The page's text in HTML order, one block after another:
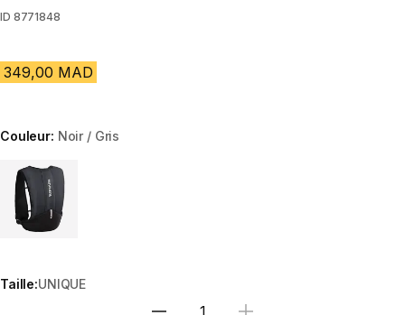
ID 8771848
349,00 MAD
Couleur: Noir / Gris
Choose a variant
Taille:UNIQUE